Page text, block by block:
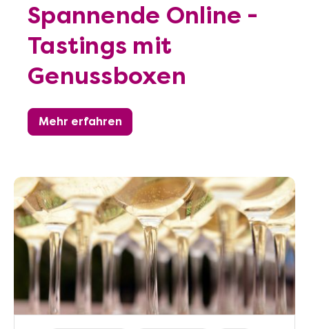
Spannende Online -
Tastings mit
Genussboxen
Mehr erfahren